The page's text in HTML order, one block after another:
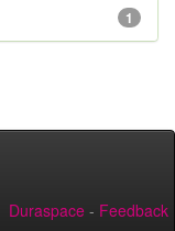
1
Duraspace - Feedback